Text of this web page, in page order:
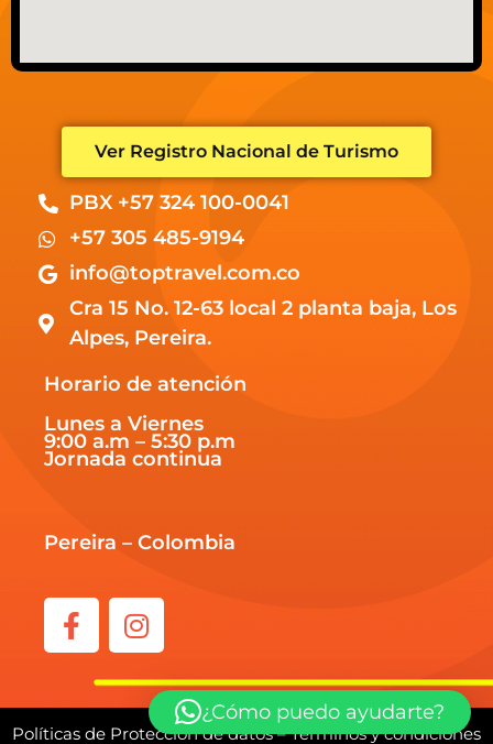
Ver Registro Nacional de Turismo
PBX +57 324 100-0041
+57 305 485-9194
info@toptravel.com.co
Cra 15 No. 12-63 local 2 planta baja, Los
Alpes, Pereira.
Horario de atención
Lunes a Viernes
9:00 a.m – 5:30 p.m
Jornada continua
Pereira – Colombia
Políticas de Protección de datos–Términos y condiciones
¿Cómo puedo ayudarte?